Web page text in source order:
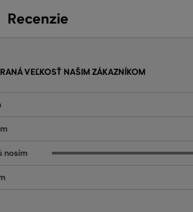
Recenzie
VEĽKOSŤ NAŠIM ZÁKAZNÍKOM
nosím